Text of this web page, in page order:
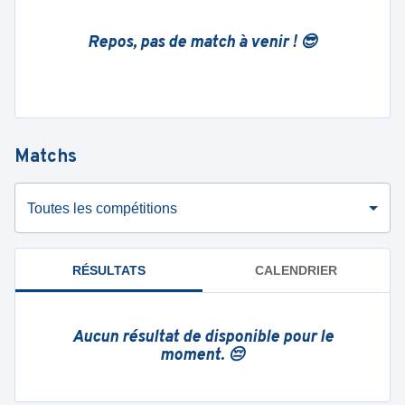
Repos, pas de match à venir ! 😎
Matchs
Toutes les compétitions
RÉSULTATS CALENDRIER
Aucun résultat de disponible pour le
moment. 😔